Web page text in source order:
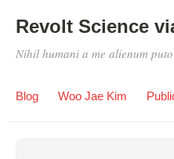
Revolt Science
Nihil humani a me alienum puto
Blog Woo Jae Kim